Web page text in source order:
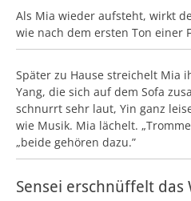
Als Mia wieder aufsteht, wirkt
wie nach dem ersten Ton einer
Später zu Hause streichelt Mia
Yang, die sich auf dem Sofa
schnurrt sehr laut, Yin ganz
wie Musik. Mia lächelt.
„beide gehören dazu.”
Sensei erschnüffelt das